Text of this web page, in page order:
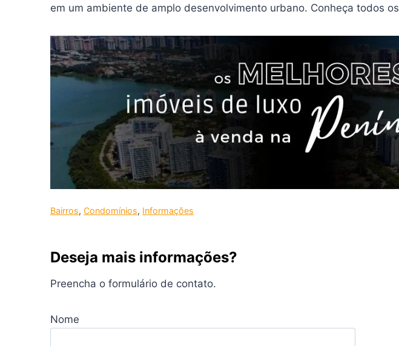
em um ambiente de amplo desenvolvimento urbano. Conheça todos os
Bairros, Condomínios, Informações
Deseja mais informações?
Preencha o formulário de contato.
Nome